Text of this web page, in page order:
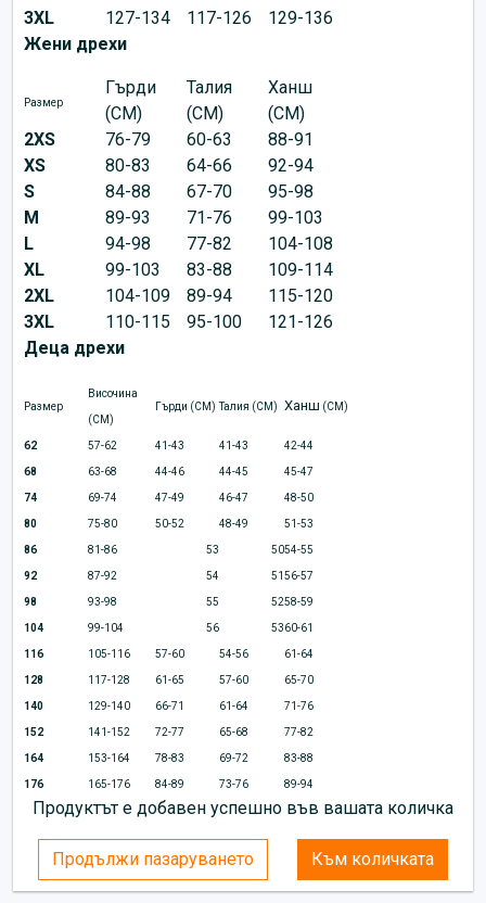
3XL
127-134 117-126
129-136
Жени дрехи
Размер
Гърди
(CM)
Талия
(CM)
Ханш
(CM)
2XS
76-79 60-63
88-91
XS
80-83 64-66
92-94
S
84-88 67-70
95-98
M
89-93 71-76
99-103
L
94-98 77-82
104-108
XL
99-103 83-88
109-114
2XL
104-109 89-94
115-120
3XL
110-115 95-100
121-126
Деца дрехи
Размер
Височина
(CM)
Гърди (CM) Талия (CM) Ханш (CM)
62 57-62 41-43 41-43 42-44
68 63-68 44-46 44-45 45-47
74 69-74 47-49 46-47 48-50
80 75-80 50-52 48-49 51-53
86 81-86 53 5054-55
92 87-92 54 5156-57
98 93-98 55 5258-59
104 99-104 56 5360-61
116 105-116 57-60 54-56 61-64
128 117-128 61-65 57-60 65-70
140 129-140 66-71 61-64 71-76
152 141-152 72-77 65-68 77-82
164 153-164 78-83 69-72 83-88
176 165-176 84-89 73-76 89-94
Продуктът е добавен успешно във вашата количка
Продължи пазаруването Към количката